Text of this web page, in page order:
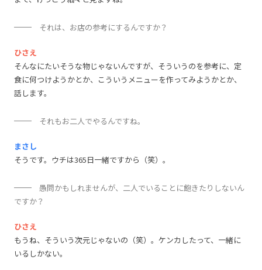
それは、お店の参考にするんですか？
ひさえ
そんなにたいそうな物じゃないんですが、そういうのを参考に、定
食に何つけようかとか、こういうメニューを作ってみようかとか、
話します。
それもお二人でやるんですね。
まさし
そうです。ウチは365日一緒ですから（笑）。
愚問かもしれませんが、二人でいることに飽きたりしないん
ですか？
ひさえ
もうね、そういう次元じゃないの（笑）。ケンカしたって、一緒に
いるしかない。